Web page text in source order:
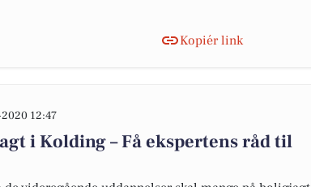
Kopiér link
12:47
i Kolding – Få ekspertens råd til